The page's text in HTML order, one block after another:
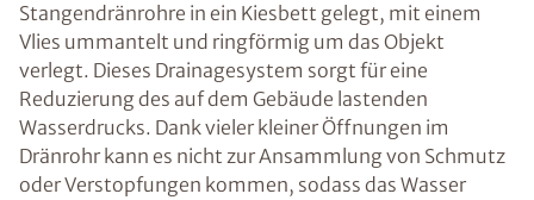
Stangendränrohre in ein Kiesbett gelegt, mit einem
Vlies ummantelt und ringförmig um das Objekt
verlegt. Dieses Drainagesystem sorgt für eine
Reduzierung des auf dem Gebäude lastenden
Wasserdrucks. Dank vieler kleiner Öffnungen im
Dränrohr kann es nicht zur Ansammlung von Schmutz
oder Verstopfungen kommen, sodass das Wasser